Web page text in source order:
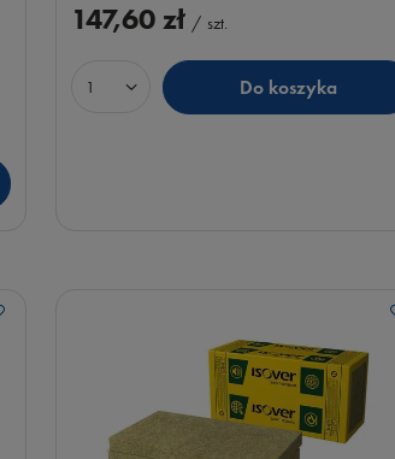
147,60 zł / szt.
Ilość produktów Do koszyka